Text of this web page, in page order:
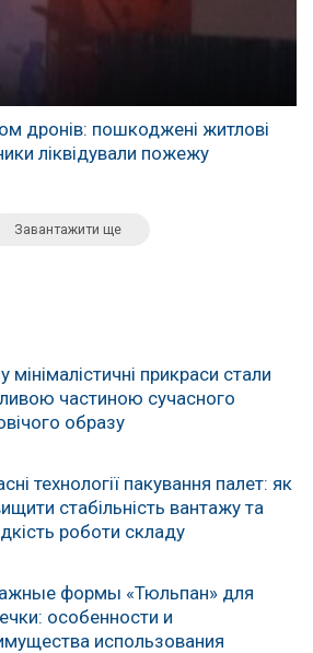
дронів: пошкоджені житлові
ліквідували пожежу
Завантажити ще
мінімалістичні прикраси стали
частиною сучасного
образу
технології пакування палет: як
стабільність вантажу та
роботи складу
формы «Тюльпан» для
особенности и
использования